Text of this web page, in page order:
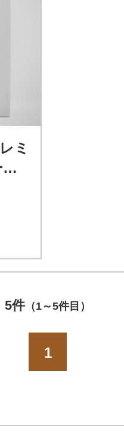
ミ
1
5件（1～5件目）
1